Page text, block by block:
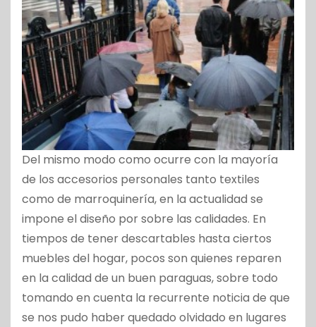
Del mismo modo como ocurre con la mayoría
de los accesorios personales tanto textiles
como de marroquinería, en la actualidad se
impone el diseño por sobre las calidades. En
tiempos de tener descartables hasta ciertos
muebles del hogar, pocos son quienes reparen
en la calidad de un buen paraguas, sobre todo
tomando en cuenta la recurrente noticia de que
se nos pudo haber quedado olvidado en lugares